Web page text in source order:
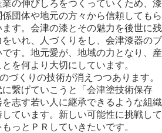
の伸びしろをつくっていくため、漆
団体や地元の方々から信頼してもら
す。会津の漆とその魅力を後世に残
いれ、人づくりをし、会津漆器のブ
す。地元愛が、地域の力となり、産
を何より大切にしています。
づくりの技術が消えつつあります。
繋げていこうと「会津塗技術保存
志す若い人に継承できるような組織
ています。新しい可能性に挑戦して
っとＰＲしていきたいです。